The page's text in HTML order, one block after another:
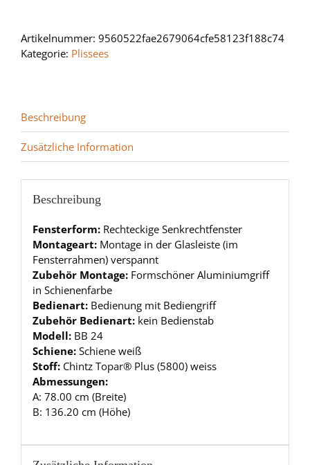
Artikelnummer: 9560522fae2679064cfe58123f188c74
Kategorie: Plissees
Beschreibung
Zusätzliche Information
Beschreibung
Fensterform: Rechteckige Senkrechtfenster
Montageart: Montage in der Glasleiste (im
Fensterrahmen) verspannt
Zubehör Montage: Formschöner Aluminiumgriff
in Schienenfarbe
Bedienart: Bedienung mit Bediengriff
Zubehör Bedienart: kein Bedienstab
Modell: BB 24
Schiene: Schiene weiß
Stoff: Chintz Topar® Plus (5800) weiss
Abmessungen:
A: 78.00 cm (Breite)
B: 136.20 cm (Höhe)